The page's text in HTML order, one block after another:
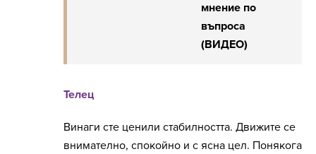
мнение по
въпроса
(ВИДЕО)
Телец
Винаги сте ценили стабилността. Движите се
внимателно, спокойно и с ясна цел. Понякога